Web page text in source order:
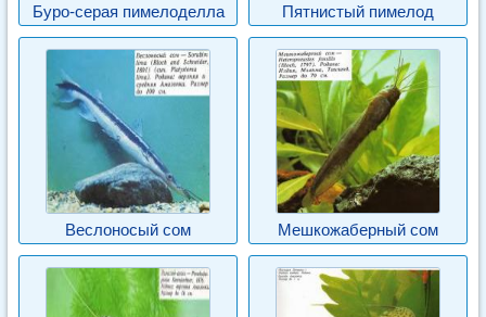
Буро-серая пимелоделла Пятнистый пимелод
Веслоносый сом Мешкожаберный сом